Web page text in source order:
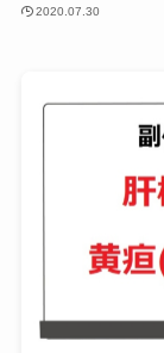
2020.07.30